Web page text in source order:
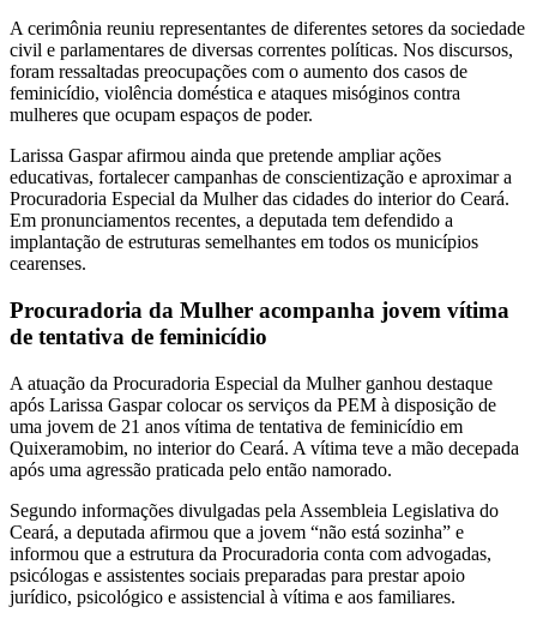
A cerimônia reuniu representantes de diferentes setores da sociedade
civil e parlamentares de diversas correntes políticas. Nos discursos,
foram ressaltadas preocupações com o aumento dos casos de
feminicídio, violência doméstica e ataques misóginos contra
mulheres que ocupam espaços de poder.
Larissa Gaspar afirmou ainda que pretende ampliar ações
educativas, fortalecer campanhas de conscientização e aproximar a
Procuradoria Especial da Mulher das cidades do interior do Ceará.
Em pronunciamentos recentes, a deputada tem defendido a
implantação de estruturas semelhantes em todos os municípios
cearenses.
Procuradoria da Mulher acompanha jovem vítima
de tentativa de feminicídio
A atuação da Procuradoria Especial da Mulher ganhou destaque
após Larissa Gaspar colocar os serviços da PEM à disposição de
uma jovem de 21 anos vítima de tentativa de feminicídio em
Quixeramobim, no interior do Ceará. A vítima teve a mão decepada
após uma agressão praticada pelo então namorado.
Segundo informações divulgadas pela Assembleia Legislativa do
Ceará, a deputada afirmou que a jovem “não está sozinha” e
informou que a estrutura da Procuradoria conta com advogadas,
psicólogas e assistentes sociais preparadas para prestar apoio
jurídico, psicológico e assistencial à vítima e aos familiares.